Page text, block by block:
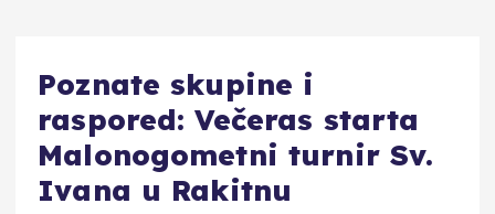
Poznate skupine i
raspored: Večeras starta
Malonogometni turnir Sv.
Ivana u Rakitnu